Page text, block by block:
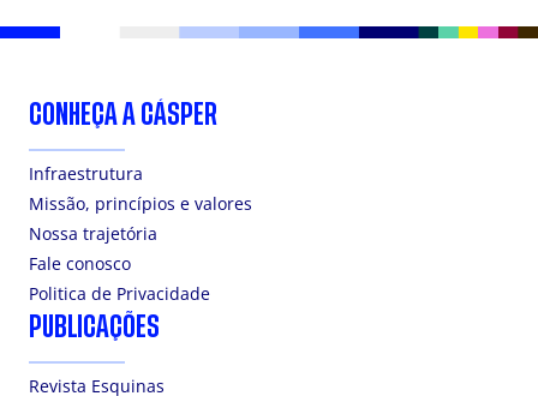
CONHEÇA A CÁSPER
Infraestrutura
Missão, princípios e valores
Nossa trajetória
Fale conosco
Politica de Privacidade
PUBLICAÇÕES
Revista Esquinas